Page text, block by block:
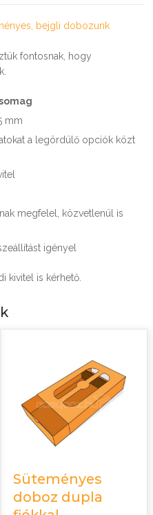
bejgli dobozunk
fontosnak, hogy
mm
a legördülő opciók közt
megfelel, közvetlenül is
igényel
kivitel is kérhető.
Süteményes
doboz dupla